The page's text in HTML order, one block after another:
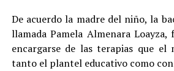
De acuerdo la madre del niño, la
llamada Pamela Almenara
encargarse de las terapias que el
tanto el plantel educativo como con